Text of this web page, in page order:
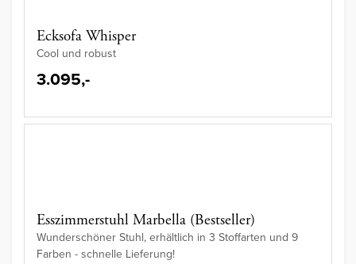
Ecksofa Whisper
Cool und robust
3.095,-
Esszimmerstuhl Marbella (Bestseller)
Wunderschöner Stuhl, erhältlich in 3 Stoffarten und 9
Farben - schnelle Lieferung!